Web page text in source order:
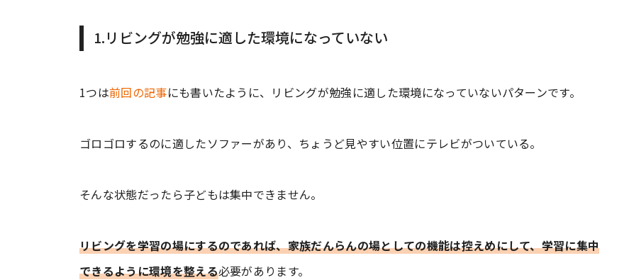
1.リビングが勉強に適した環境になっていない
1つは前回の記事にも書いたように、リビングが勉強に適した環境になっていないパターンです。
ゴロゴロするのに適したソファーがあり、ちょうど見やすい位置にテレビがついている。
そんな状態だったら子どもは集中できません。
リビングを学習の場にするのであれば、家族だんらんの場としての機能は控えめにして、学習に集中
できるように環境を整える必要があります。